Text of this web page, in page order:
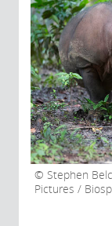
Stephen
Pictures /